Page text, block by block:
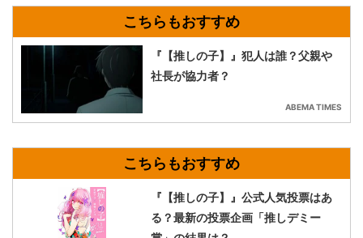
『【推しの子】』犯人は誰？父親や
社長が協力者？
ABEMA TIMES
『【推しの子】』公式人気投票はあ
る？最新の投票企画「推しデミー